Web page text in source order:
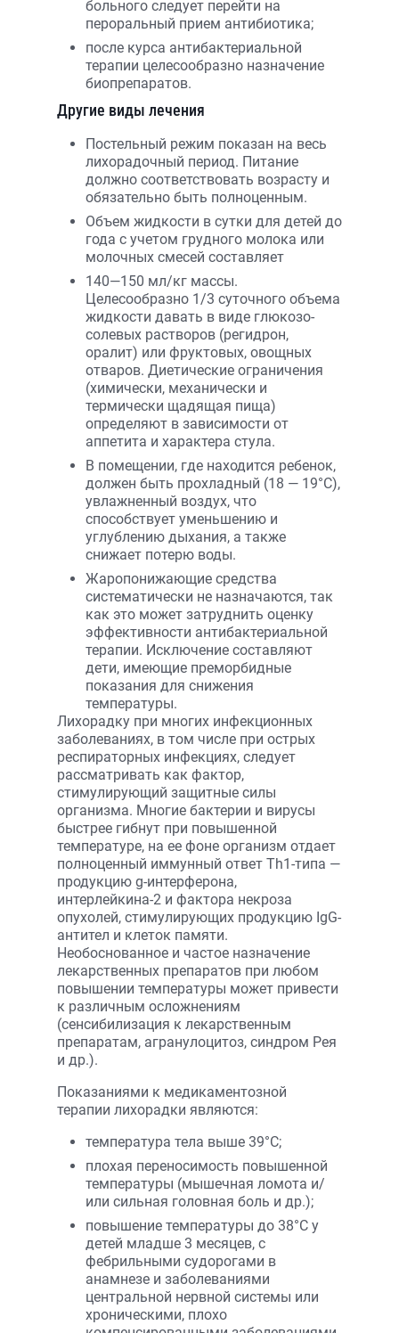
больного следует перейти на
пероральный прием антибиотика;
после курса антибактериальной
терапии целесообразно назначение
биопрепаратов.
Другие виды лечения
Постельный режим показан на весь
лихорадочный период. Питание
должно соответствовать возрасту и
обязательно быть полноценным.
Объем жидкости в сутки для детей до
года с учетом грудного молока или
молочных смесей составляет
140—150 мл/кг массы.
Целесообразно 1/3 суточного объема
жидкости давать в виде глюкозо-
солевых растворов (регидрон,
оралит) или фруктовых, овощных
отваров. Диетические ограничения
(химически, механически и
термически щадящая пища)
определяют в зависимости от
аппетита и характера стула.
В помещении, где находится ребенок,
должен быть прохладный (18 — 19°С),
увлажненный воздух, что
способствует уменьшению и
углублению дыхания, а также
снижает потерю воды.
Жаропонижающие средства
систематически не назначаются, так
как это может затруднить оценку
эффективности антибактериальной
терапии. Исключение составляют
дети, имеющие преморбидные
показания для снижения
температуры.
Лихорадку при многих инфекционных
заболеваниях, в том числе при острых
респираторных инфекциях, следует
рассматривать как фактор,
стимулирующий защитные силы
организма. Многие бактерии и вирусы
быстрее гибнут при повышенной
температуре, на ее фоне организм отдает
полноценный иммунный ответ Th1-типа —
продукцию g-интерферона,
интерлейкина-2 и фактора некроза
опухолей, стимулирующих продукцию IgG-
антител и клеток памяти.
Необоснованное и частое назначение
лекарственных препаратов при любом
повышении температуры может привести
к различным осложнениям
(сенсибилизация к лекарственным
препаратам, агранулоцитоз, синдром Рея
и др.).
Показаниями к медикаментозной
терапии лихорадки являются:
температура тела выше 39°С;
плохая переносимость повышенной
температуры (мышечная ломота и/
или сильная головная боль и др.);
повышение температуры до 38°С у
детей младше 3 месяцев, с
фебрильными судорогами в
анамнезе и заболеваниями
центральной нервной системы или
хроническими, плохо